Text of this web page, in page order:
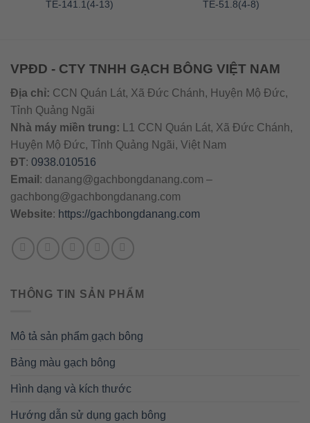
TE-141.1(4-13)
TE-51.8(4-8)
VPĐD - CTY TNHH GẠCH BÔNG VIỆT NAM
Địa chỉ: CCN Quán Lát, Xã Đức Chánh, Huyện Mộ Đức,
Tỉnh Quảng Ngãi
Nhà máy miền trung: L1 CCN Quán Lát, Xã Đức Chánh,
Huyện Mộ Đức, Tỉnh Quảng Ngãi, Việt Nam
ĐT: 0938.010516
Email : danang@gachbongdanang.com –
gachbong@gachbongdanang.com
Website: https://gachbongdanang.com
THÔNG TIN SẢN PHẨM
Mô tả sản phẩm gạch bông
Bảng màu gạch bông
Hình dạng và kích thước
Hướng dẫn sử dụng gạch bông